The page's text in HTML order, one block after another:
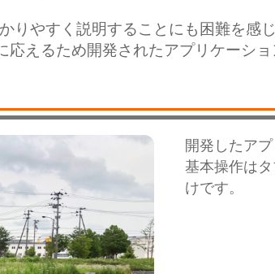
りやすく説明することにも困難を感じ
えるため開発されたアプリケーショ
開発したア
基本操作は
けです。